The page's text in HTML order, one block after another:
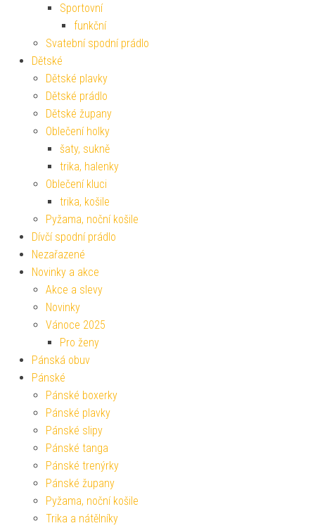
Sportovní
funkční
Svatební spodní prádlo
Dětské
Dětské plavky
Dětské prádlo
Dětské župany
Oblečení holky
šaty, sukně
trika, halenky
Oblečení kluci
trika, košile
Pyžama, noční košile
Dívčí spodní prádlo
Nezařazené
Novinky a akce
Akce a slevy
Novinky
Vánoce 2025
Pro ženy
Pánská obuv
Pánské
Pánské boxerky
Pánské plavky
Pánské slipy
Pánské tanga
Pánské trenýrky
Pánské župany
Pyžama, noční košile
Trika a nátělníky